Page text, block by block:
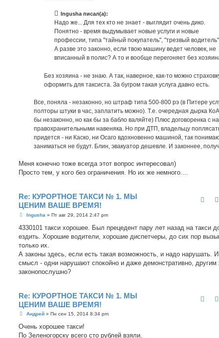
Ingusha писал(а):
Надо же... Для тех кто не знает - выглядит очень дико.
Понятно - время выдумывает новые услуги и новые
профессии, типа "тайный покупатель", "трезвый
А разве это законно, если твою машину ведет человек, не
вписанный в полис? А то и вообще перегоняет без
Без хозяина - не знаю. А так, наверное, как-то можно
оформить для таксиста. За бугром такая услуга давно есть.
Все, поняла - незаконно, но штраф типа 500-800 рэ (в Питере
полторы штуки в час, заплатить можно). Т.е. очередная дырка
бы незаконно, но как бы за бабло валяйте) Плюс договоренка с
правохранительными навеняка. Но при ДТП, владельцу
придется - ни Каско, ни Осаго вдохновенно машиной, так
заниматься не будут. Блин, эвакуатор дешевле. И законнее,
Меня конечно тоже всегда этот вопрос интересовал)
Просто тем, у кого без ограничения. Но их же немного....
Re: КУРОРТНОЕ ТАКСИ № 1. МЫ
ЦЕНИМ ВАШЕ ВРЕМЯ!
С
о
щ
е
и
е
Ingusha » Пт авг 29, 2014 2:47 pm
4330101 такси хорошее. Был прецедент пару лет назад на такси
ездить. Хорошие водители, хорошие диспетчеры, до сих пор
только их.
А законы здесь, если есть такая возможность, и надо нарушать.
смысл - одни нарушают спокойно и даже демонстративно, другим
законопослушно?
Re: КУРОРТНОЕ ТАКСИ № 1. МЫ
ЦЕНИМ ВАШЕ ВРЕМЯ!
С
о
Андрей» Пн сен 15, 2014 8:34 pm
Очень хорошее такси!
По Зеленогорску всего сто рублей взяли,